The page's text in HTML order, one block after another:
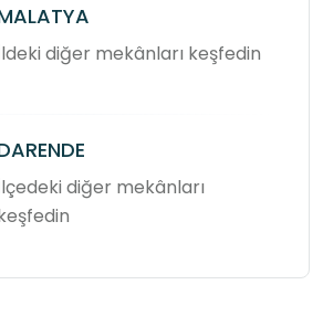
diğer mekânları keşfedin
diğer mekânları